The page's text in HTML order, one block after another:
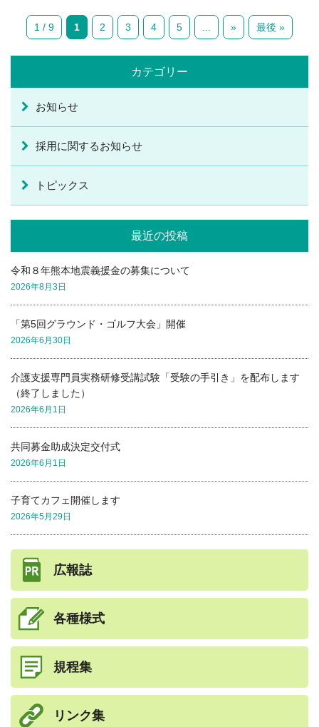
1 / 9 1 2 3 4 5 » 最後 »
カテゴリー
お知らせ
採用に関するお知らせ
トピックス
最近の投稿
令和８年熊本地震義援金の募集について
2026年8月3日
「第5回グラウンド・ゴルフ大会」開催
2026年6月30日
介護支援専門員実務研修受講試験「受験の手引き」を配布します
（終了しました）
2026年6月1日
共同募金助成決定交付式
2026年6月1日
子育てカフェ開催します
2026年5月29日
広報誌
各種様式
規程集
リンク集